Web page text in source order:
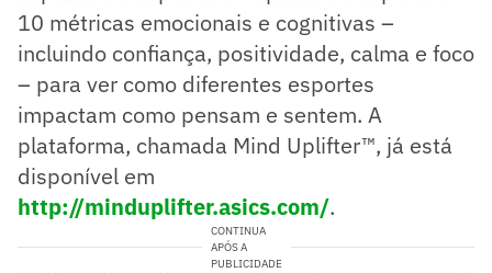
10 métricas emocionais e cognitivas –
incluindo confiança, positividade, calma e foco
– para ver como diferentes esportes
impactam como pensam e sentem. A
plataforma, chamada Mind Uplifter™, já está
disponível em
http://minduplifter.asics.com/.
CONTINUA
APÓS A
PUBLICIDADE